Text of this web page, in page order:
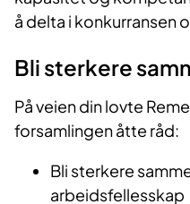
å delta i konkurransen
Bli sterkere
På veien din lovte
forsamlingen åtte råd:
Bli sterkere
arbeidsfellesskap